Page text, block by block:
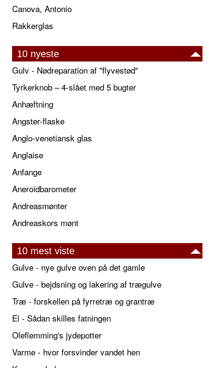
Canova, Antonio
Rakkerglas
10 nyeste
Gulv - Nødreparation af "flyvestød"
Tyrkerknob – 4-slået med 5 bugter
Anhæftning
Angster-flaske
Anglo-venetiansk glas
Anglaise
Anfange
Aneroidbarometer
Andreasmønter
Andreaskors mønt
10 mest viste
Gulve - nye gulve oven på det gamle
Gulve - bejdsning og lakering af trægulve
Træ - forskellen på fyrretræ og grantræ
El - Sådan skilles fatningen
Oleflemming's jydepotter
Varme - hvor forsvinder vandet hen